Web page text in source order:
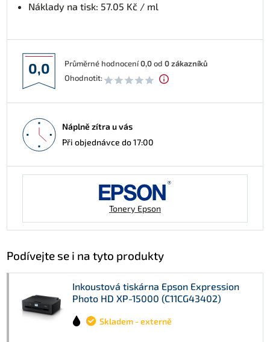
Náklady na tisk: 57.05 Kč / ml
0,0 Průměrné hodnocení0,0od 0zákazníků
Ohodnotit:
Náplně zítra u vás
Při objednávce do 17:00
Tonery Epson
Podívejte se i na tyto produkty
Inkoustová tiskárna Epson Expression
Photo HD XP-15000 (C11CG43402)
Skladem - externě